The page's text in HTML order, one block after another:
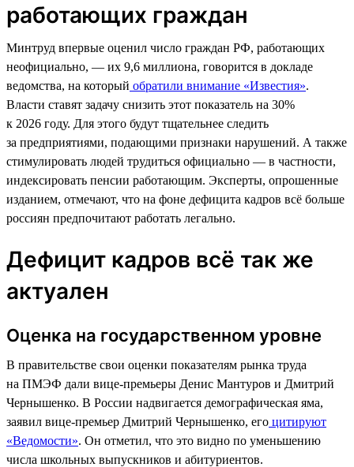
работающих граждан
Минтруд впервые оценил число граждан РФ, работающих
неофициально, — их 9,6 миллиона, говорится в докладе
ведомства, на который обратили внимание «Известия».
Власти ставят задачу снизить этот показатель на 30%
к 2026 году. Для этого будут тщательнее следить
за предприятиями, подающими признаки нарушений. А также
стимулировать людей трудиться официально — в частности,
индексировать пенсии работающим. Эксперты, опрошенные
изданием, отмечают, что на фоне дефицита кадров всё больше
россиян предпочитают работать легально.
Дефицит кадров всё так же
актуален
Оценка на государственном уровне
В правительстве свои оценки показателям рынка труда
на ПМЭФ дали вице-премьеры Денис Мантуров и Дмитрий
Чернышенко. В России надвигается демографическая яма,
заявил вице-премьер Дмитрий Чернышенко, его цитируют
«Ведомости». Он отметил, что это видно по уменьшению
числа школьных выпускников и абитуриентов.